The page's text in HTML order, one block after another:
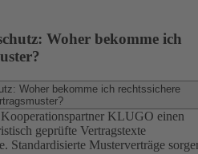
Woher bekomme ich
Woher bekomme ich rechtssichere
KLUGO einen
geprüfte Vertragstexte
Standardisierte Musterverträge